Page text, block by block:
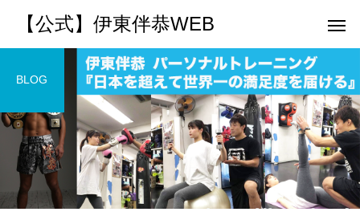
【公式】伊東伴恭WEB
トレーナーとして 個別トレー
パーソナルトレーニ パーソナルトレーニ
BLOG